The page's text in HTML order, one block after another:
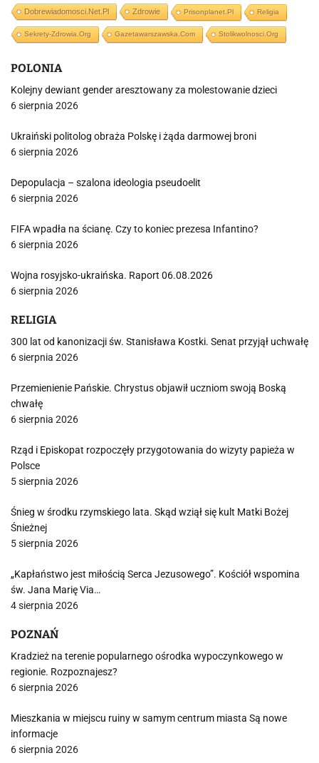
Dobrewiadomosci.net.pl Zdrowie Prisonplanet.pl Religia
Sekrety-Zdrowia.org Gazetawarszawska.com Stolikwolnosci.org
POLONIA
Kolejny dewiant gender aresztowany za molestowanie dzieci
6 sierpnia 2026
Ukraiński politolog obraża Polskę i żąda darmowej broni
6 sierpnia 2026
Depopulacja – szalona ideologia pseudoelit
6 sierpnia 2026
FIFA wpadła na ścianę. Czy to koniec prezesa Infantino?
6 sierpnia 2026
Wojna rosyjsko-ukraińska. Raport 06.08.2026
6 sierpnia 2026
RELIGIA
300 lat od kanonizacji św. Stanisława Kostki. Senat przyjął uchwałę
6 sierpnia 2026
Przemienienie Pańskie. Chrystus objawił uczniom swoją Boską
chwałę
6 sierpnia 2026
Rząd i Episkopat rozpoczęły przygotowania do wizyty papieża w
Polsce
5 sierpnia 2026
Śnieg w środku rzymskiego lata. Skąd wziął się kult Matki Bożej
Śnieżnej
5 sierpnia 2026
„Kapłaństwo jest miłością Serca Jezusowego”. Kościół wspomina
św. Jana Marię Via…
4 sierpnia 2026
POZNAŃ
Kradzież na terenie popularnego ośrodka wypoczynkowego w
regionie. Rozpoznajesz?
6 sierpnia 2026
Mieszkania w miejscu ruiny w samym centrum miasta Są nowe
informacje
6 sierpnia 2026